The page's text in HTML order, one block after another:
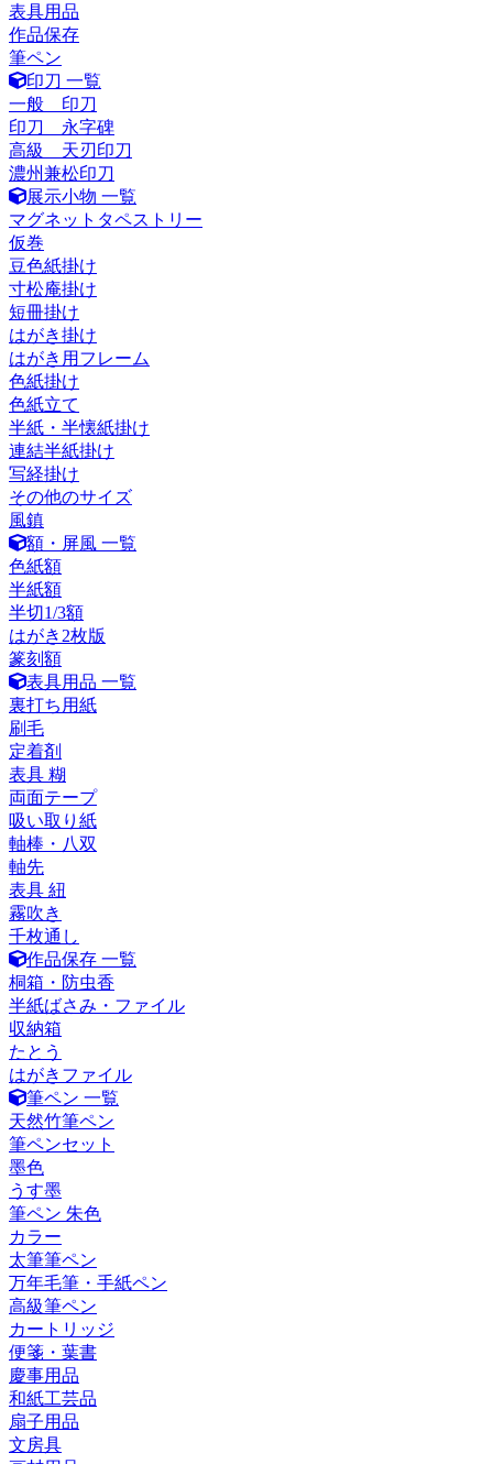
表具用品
作品保存
筆ペン
印刀 一覧
一般 印刀
印刀 永字碑
高級 天刃印刀
濃州兼松印刀
展示小物 一覧
マグネットタペストリー
仮巻
豆色紙掛け
寸松庵掛け
短冊掛け
はがき掛け
はがき用フレーム
色紙掛け
色紙立て
半紙・半懐紙掛け
連結半紙掛け
写経掛け
その他のサイズ
風鎮
額・屏風 一覧
色紙額
半紙額
半切1/3額
はがき2枚版
篆刻額
表具用品 一覧
裏打ち用紙
刷毛
定着剤
表具 糊
両面テープ
吸い取り紙
軸棒・八双
軸先
表具 紐
霧吹き
千枚通し
作品保存 一覧
桐箱・防虫香
半紙ばさみ・ファイル
収納箱
たとう
はがきファイル
筆ペン 一覧
天然竹筆ペン
筆ペンセット
墨色
うす墨
筆ペン 朱色
カラー
太筆筆ペン
万年毛筆・手紙ペン
高級筆ペン
カートリッジ
便箋・葉書
慶事用品
和紙工芸品
扇子用品
文房具